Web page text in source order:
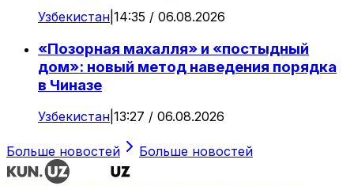
Узбекистан 14:35 / 06.08.2026
«Позорная махалля» и «постыдный
дом»: новый метод наведения порядка
в Чиназе
Узбекистан 13:27 / 06.08.2026
Больше новостей Больше новостей